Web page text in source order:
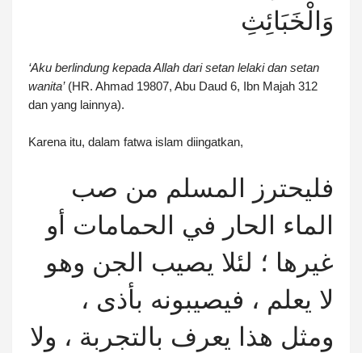
وَالْخَبَائِثِ
‘Aku berlindung kepada Allah dari setan lelaki dan setan
wanita’(HR. Ahmad 19807, Abu Daud 6, Ibn Majah 312
dan yang lainnya).
Karena itu, dalam fatwa islam diingatkan,
فليحترز المسلم من صب
الماء الحار في الحمامات أو
غيرها ؛ لئلا يصيب الجن وهو
لا يعلم ، فيصيبونه بأذى ،
ومثل هذا يعرف بالتجربة ، ولا